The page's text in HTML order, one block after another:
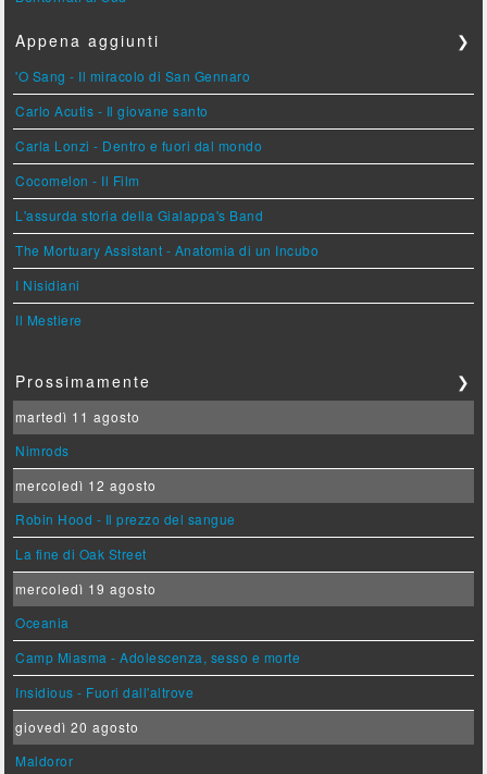
Appena aggiunti ❯
'O Sang - Il miracolo di San Gennaro
Carlo Acutis - Il giovane santo
Carla Lonzi - Dentro e fuori dal mondo
Cocomelon - Il Film
L'assurda storia della Gialappa's Band
The Mortuary Assistant - Anatomia di un Incubo
I Nisidiani
Il Mestiere
Prossimamente ❯
martedì 11 agosto
Nimrods
mercoledì 12 agosto
Robin Hood - Il prezzo del sangue
La fine di Oak Street
mercoledì 19 agosto
Oceania
Camp Miasma - Adolescenza, sesso e morte
Insidious - Fuori dall'altrove
giovedì 20 agosto
Maldoror